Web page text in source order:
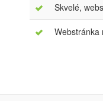
Skvelé,
Webstránka